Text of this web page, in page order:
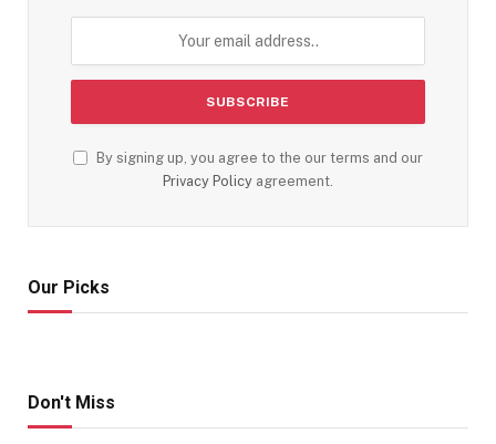
By signing up, you agree to the our terms and our
Privacy Policy agreement.
Our Picks
Don't Miss